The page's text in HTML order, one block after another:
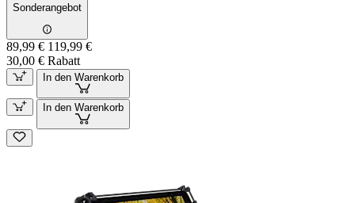
Sonderangebot
89,99 € 119,99 €
30,00 € Rabatt
In den Warenkorb
In den Warenkorb